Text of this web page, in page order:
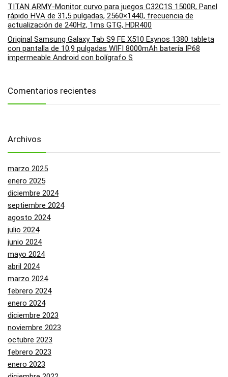
TITAN ARMY-Monitor curvo para juegos C32C1S 1500R, Panel
rápido HVA de 31,5 pulgadas, 2560×1440, frecuencia de
actualización de 240Hz, 1ms GTG, HDR400
Original Samsung Galaxy Tab S9 FE X510 Exynos 1380 tableta
con pantalla de 10,9 pulgadas WIFI 8000mAh batería IP68
impermeable Android con bolígrafo S
Comentarios recientes
Archivos
marzo 2025
enero 2025
diciembre 2024
septiembre 2024
agosto 2024
julio 2024
junio 2024
mayo 2024
abril 2024
marzo 2024
febrero 2024
enero 2024
diciembre 2023
noviembre 2023
octubre 2023
febrero 2023
enero 2023